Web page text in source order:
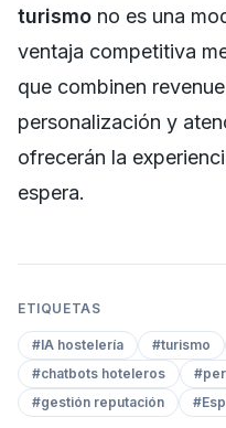
turismo no es una
ventaja competitiva
que combinen
personalización y
ofrecerán la
espera.
ETIQUETAS
#IA hostelería #turismo
#chatbots hoteleros #
#gestión reputación #